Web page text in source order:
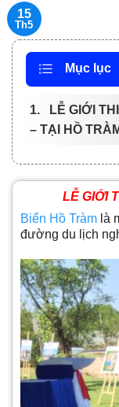
15
Th5
Mục lục
1. LỄ GIỚI
– TẠI HỒ
LỄ GIỚI
Biển Hồ Tràm là
đường du lịch